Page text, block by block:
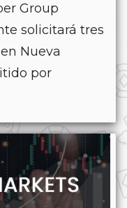
Group
solicitará tres
Nueva
por